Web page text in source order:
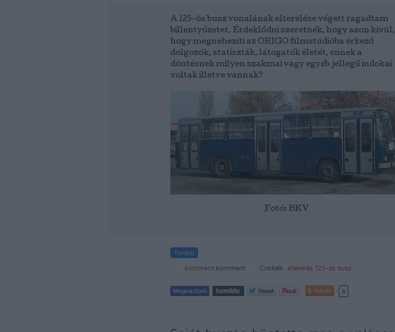
A 125-ös busz vonalának elterelése végett ragadtam
billentyűzetet. Érdeklődni szeretnék, hogy azon kívül,
hogy megnehezíti az ORIGO filmstúdióba érkező
dolgozók, statiszták, látogatók életét, ennek a
döntésnek milyen szakmai vagy egyéb jellegű indokai
voltak illetve vannak?
Fotó: BKV
komment komment Címkék: elterelés 125-ös busz
Tetszik 0